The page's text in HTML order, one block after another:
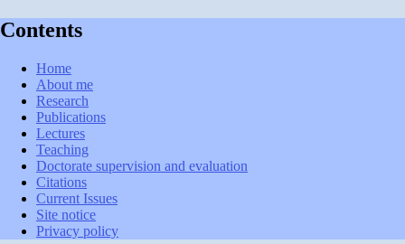
Contents
Home
About me
Research
Publications
Lectures
Teaching
Doctorate supervision and evaluation
Citations
Current Issues
Site notice
Privacy policy